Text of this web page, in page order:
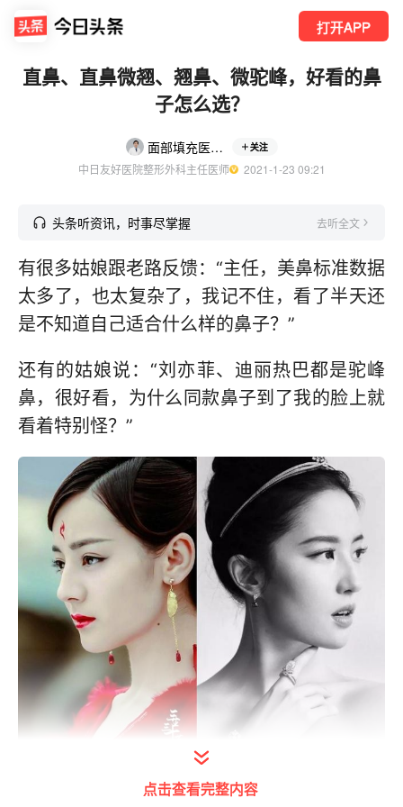
打开APP
直鼻、直鼻微翘、翘鼻、微驼峰，好看的鼻
子怎么选？
面部填充医生路会 关注
中日友好医院整形外科主任医师
  2021-1-23 09:21
头条听资讯，时事尽掌握 去听全文
有很多姑娘跟老路反馈：“主任，美鼻标准数据
太多了，也太复杂了，我记不住，看了半天还
是不知道自己适合什么样的鼻子？”
还有的姑娘说：“刘亦菲、迪丽热巴都是驼峰
鼻，很好看，为什么同款鼻子到了我的脸上就
看着特别怪？”
图片来自网络，仅供参考
点击查看完整内容